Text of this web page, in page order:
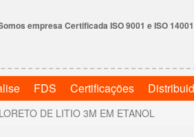
empresa Certificada ISO 9001 e ISO 14001
FDS Certificações
DE LITIO 3M EM ETANOL